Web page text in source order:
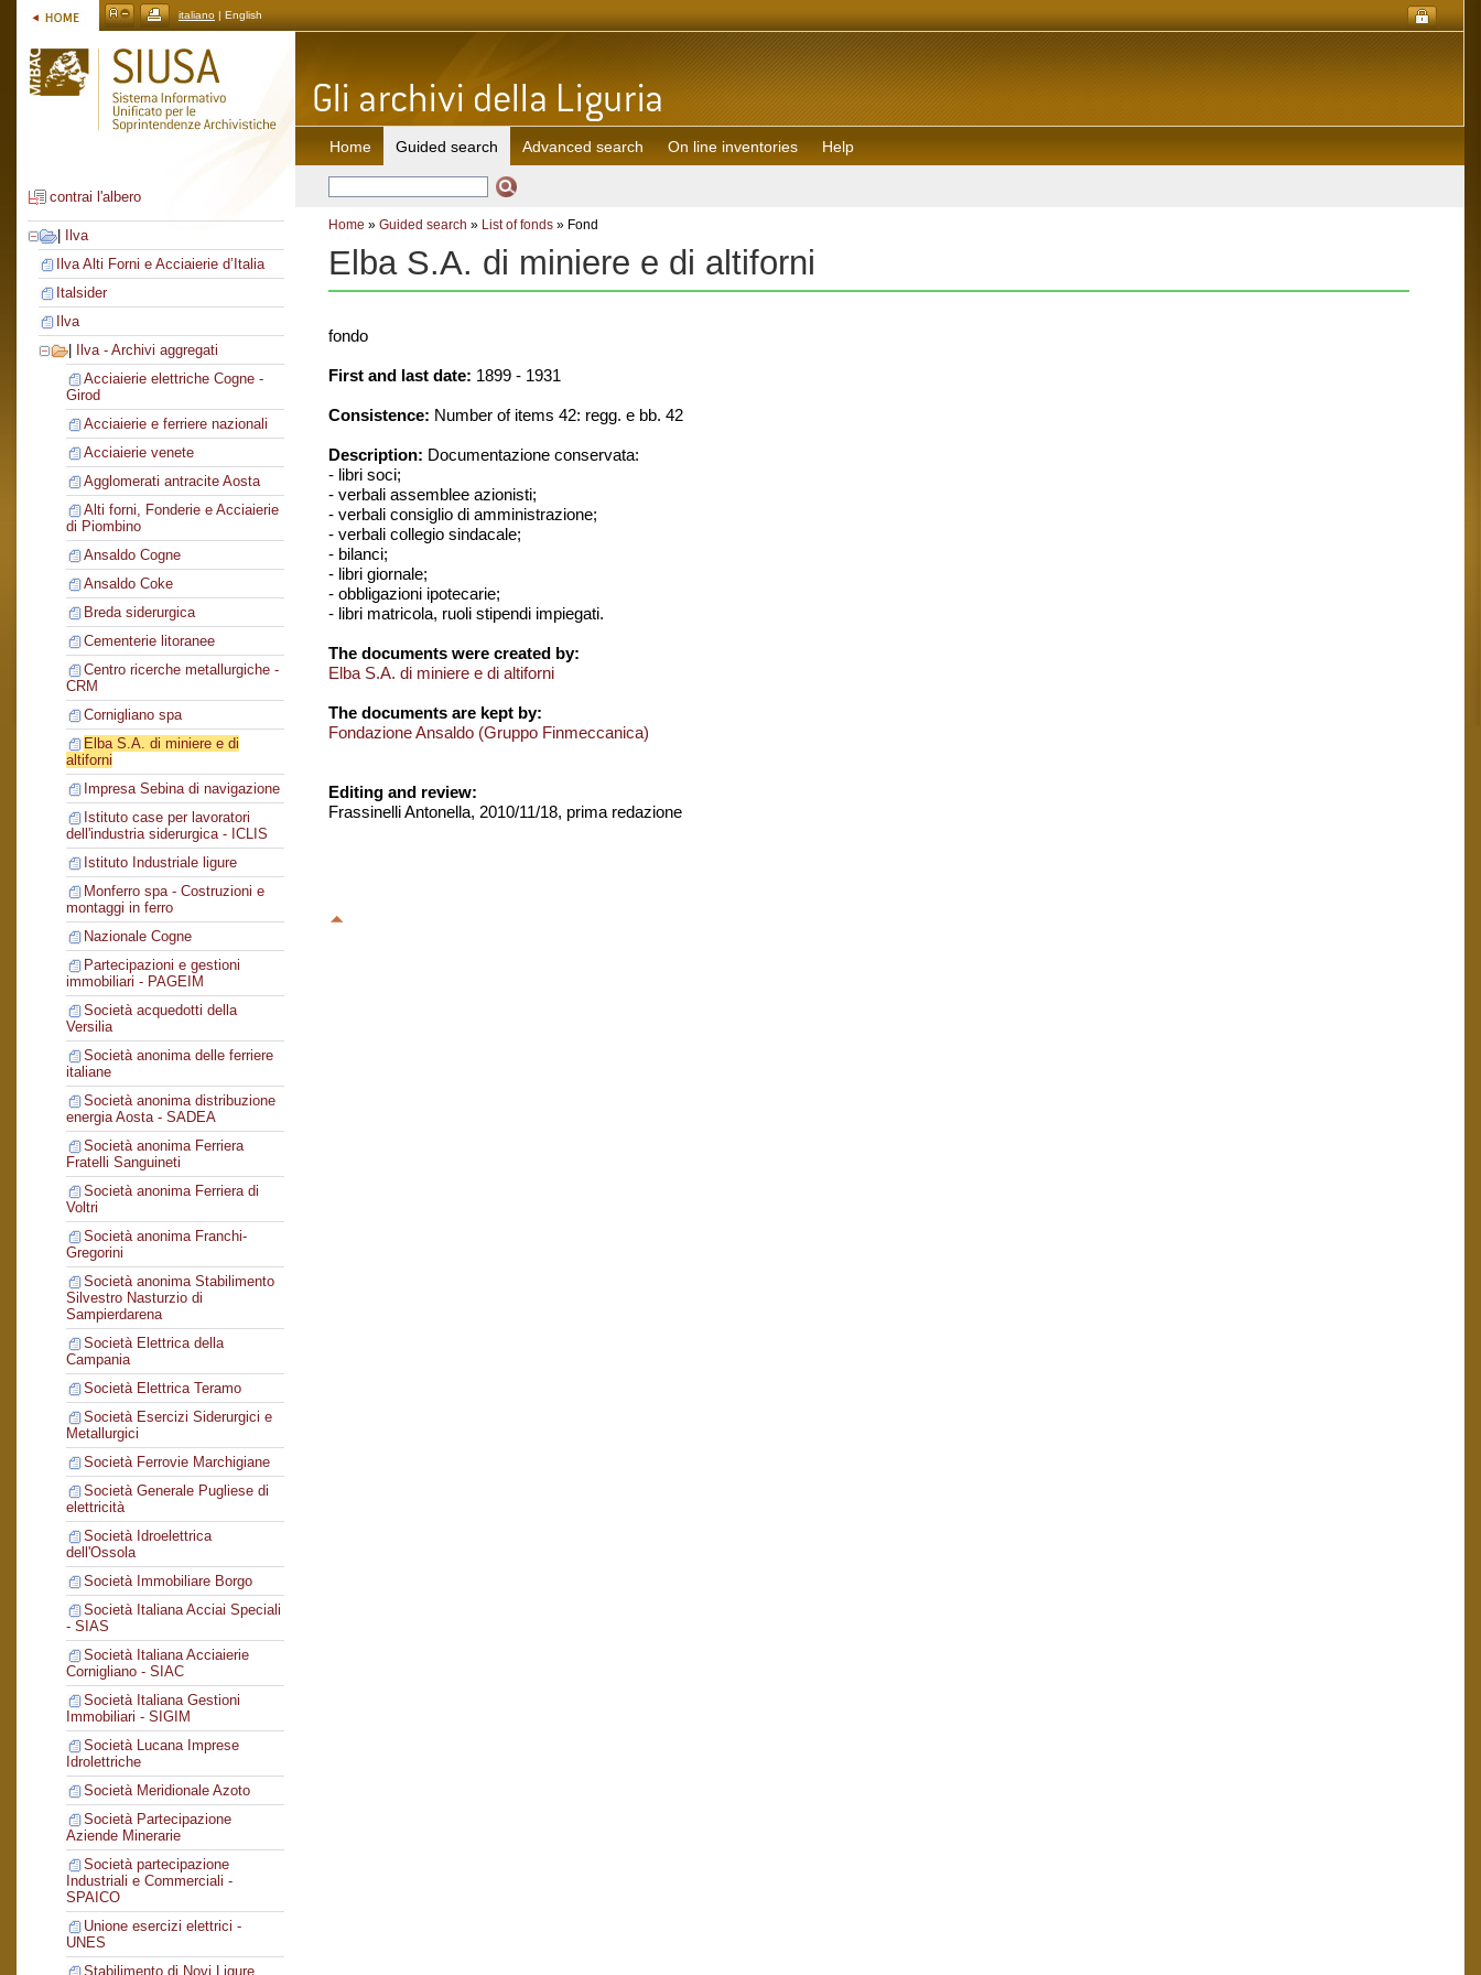
italiano | English
contrai l'albero
Ilva
Ilva Alti Forni e Acciaierie d’Italia
Italsider
Ilva
Ilva - Archivi aggregati
Acciaierie elettriche Cogne -
Girod
Acciaierie e ferriere nazionali
Acciaierie venete
Agglomerati antracite Aosta
Alti forni, Fonderie e Acciaierie
di Piombino
Ansaldo Cogne
Ansaldo Coke
Breda siderurgica
Cementerie litoranee
Centro ricerche metallurgiche -
CRM
Cornigliano spa
Elba S.A. di miniere e di
altiforni
Impresa Sebina di navigazione
Istituto case per lavoratori
dell'industria siderurgica - ICLIS
Istituto Industriale ligure
Monferro spa - Costruzioni e
montaggi in ferro
Nazionale Cogne
Partecipazioni e gestioni
immobiliari - PAGEIM
Società acquedotti della
Versilia
Società anonima delle ferriere
italiane
Società anonima distribuzione
energia Aosta - SADEA
Società anonima Ferriera
Fratelli Sanguineti
Società anonima Ferriera di
Voltri
Società anonima Franchi-
Gregorini
Società anonima Stabilimento
Silvestro Nasturzio di
Sampierdarena
Società Elettrica della
Campania
Società Elettrica Teramo
Società Esercizi Siderurgici e
Metallurgici
Società Ferrovie Marchigiane
Società Generale Pugliese di
elettricità
Società Idroelettrica
dell'Ossola
Società Immobiliare Borgo
Società Italiana Acciai Speciali
- SIAS
Società Italiana Acciaierie
Cornigliano - SIAC
Società Italiana Gestioni
Immobiliari - SIGIM
Società Lucana Imprese
Idrolettriche
Società Meridionale Azoto
Società Partecipazione
Aziende Minerarie
Società partecipazione
Industriali e Commerciali -
SPAICO
Unione esercizi elettrici -
UNES
Stabilimento di Novi Ligure
Home Guided search Advanced search On line inventories Help
Home » Guided search » List of fonds » Fond
Elba S.A. di miniere e di altiforni
fondo
First and last date: 1899 - 1931
Consistence: Number of items 42: regg. e bb. 42
Description: Documentazione conservata:
- libri soci;
- verbali assemblee azionisti;
- verbali consiglio di amministrazione;
- verbali collegio sindacale;
- bilanci;
- libri giornale;
- obbligazioni ipotecarie;
- libri matricola, ruoli stipendi impiegati.
The documents were created by:
Elba S.A. di miniere e di altiforni
The documents are kept by:
Fondazione Ansaldo (Gruppo Finmeccanica)
Editing and review:
Frassinelli Antonella, 2010/11/18, prima redazione